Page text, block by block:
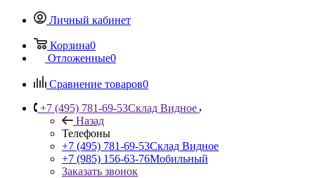
Личный кабинет
Корзина0
Отложенные0
Сравнение товаров0
+7 (495) 781-69-53Склад Видное
Назад
Телефоны
+7 (495) 781-69-53Склад Видное
+7 (985) 156-63-76Мобильный
Заказать звонок